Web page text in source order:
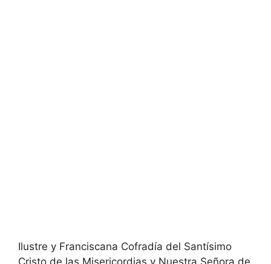
Ilustre y Franciscana Cofradía del Santísimo
Cristo de las Misericordias y Nuestra Señora de